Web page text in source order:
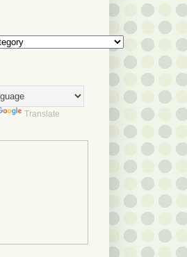
Translate